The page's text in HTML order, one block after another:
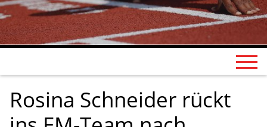
Rosina Schneider rückt